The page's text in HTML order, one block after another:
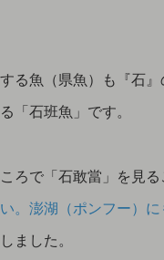
る魚（県魚）も『石
「石班魚」です。
ろで「石敢當」を見
。澎湖（ポンフー）
ました。